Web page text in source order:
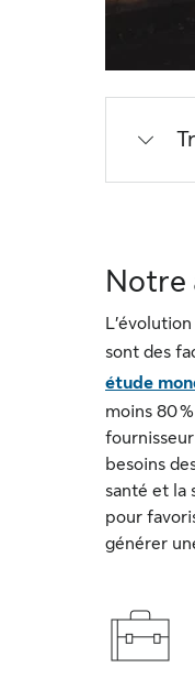
Notre
sont des
étude
moins 80
besoins
santé et la
pour
générer